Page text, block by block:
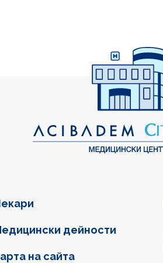
дейности
на сайта